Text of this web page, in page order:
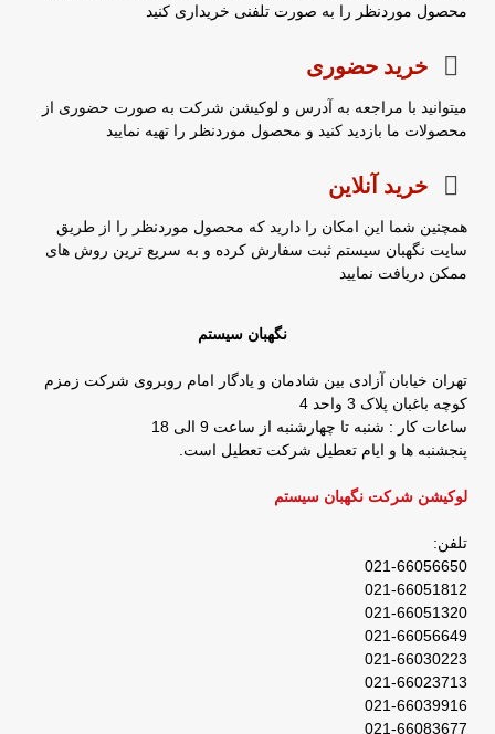
محصول موردنظر را به صورت تلفنی خریداری کنید
خرید حضوری
میتوانید با مراجعه به آدرس و لوکیشن شرکت به صورت حضوری از
محصولات ما بازدید کنید و محصول موردنظر را تهیه نمایید
خرید آنلاین
همچنین شما این امکان را دارید که محصول موردنظر را از طریق
سایت نگهبان سیستم ثبت سفارش کرده و به سریع ترین روش های
ممکن دریافت نمایید
نگهبان سیستم
تهران خیابان آزادی بین شادمان و یادگار امام روبروی شرکت زمزم
کوچه باغبان پلاک 3 واحد 4
ساعات کار : شنبه تا چهارشنبه از ساعت 9 الی 18
پنجشنبه ها و ایام تعطیل شرکت تعطیل است.
لوکیشن شرکت نگهبان سیستم
تلفن:
021-66056650
021-66051812
021-66051320
021-66056649
021-66030223
021-66023713
021-66039916
021-66083677